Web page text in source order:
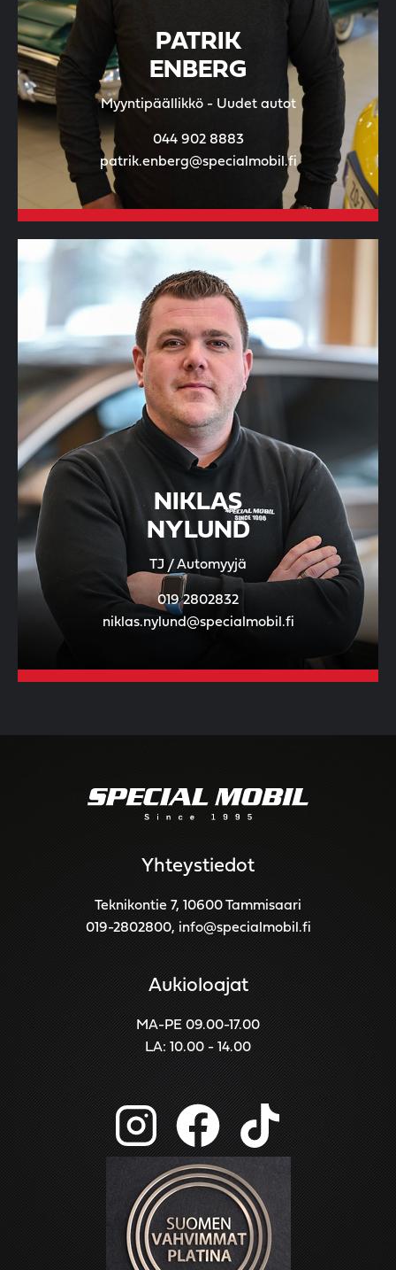
PATRIK
ENBERG
Myyntipäällikkö - Uudet autot
044 902 8883
patrik.enberg@specialmobil.fi
NIKLAS
NYLUND
TJ / Automyyjä
019 2802832
niklas.nylund@specialmobil.fi
Yhteystiedot
Teknikontie 7, 10600 Tammisaari
019-2802800, info@specialmobil.fi
Aukioloajat
MA-PE 09.00-17.00
LA: 10.00 - 14.00